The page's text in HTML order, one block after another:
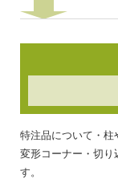
特注品について・柱
変形コーナー・切り
す。